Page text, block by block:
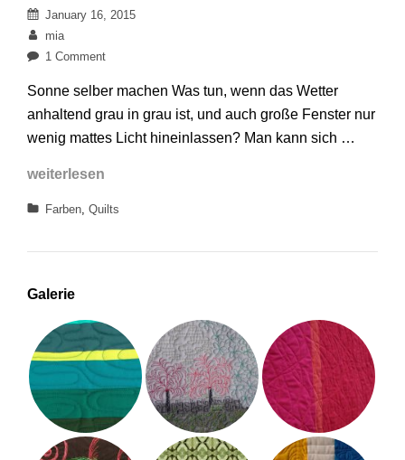
Posted
on
January 16, 2015
By
mia
1 Commenton
selber
machen
Sonne selber machen Was tun, wenn das Wetter
anhaltend grau in grau ist, und auch große Fenster nur
wenig mattes Licht hineinlassen? Man kann sich …
weiterlesen
Categories
Farben Quilts
Galerie